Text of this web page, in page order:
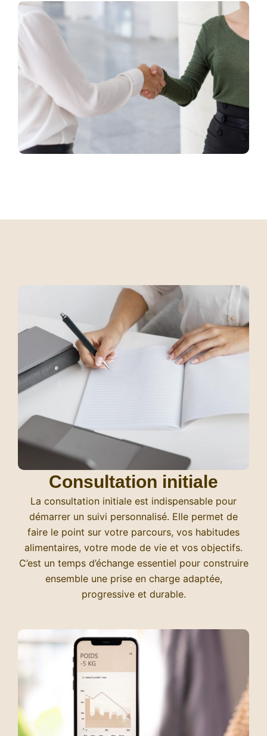
Consultation initiale
La consultation initiale est indispensable pour
démarrer un suivi personnalisé. Elle permet de
faire le point sur votre parcours, vos habitudes
alimentaires, votre mode de vie et vos objectifs.
C’est un temps d’échange essentiel pour construire
ensemble une prise en charge adaptée,
progressive et durable.